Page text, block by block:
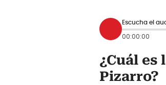
Escucha el
00:00:00
¿Cuál
Pizarro?